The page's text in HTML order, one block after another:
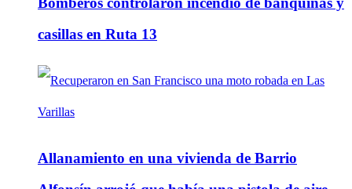
casillas en Ruta 13
Allanamiento en una vivienda de Barrio